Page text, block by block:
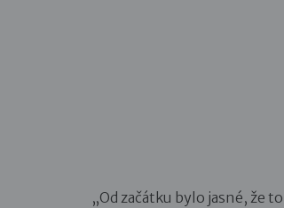
„Od začátku bylo jasné, že